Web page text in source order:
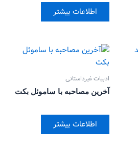
اطلاعات بیشتر
ادبیات غیرداستانی
آخرین مصاحبه با ساموئل بکت
اطلاعات بیشتر